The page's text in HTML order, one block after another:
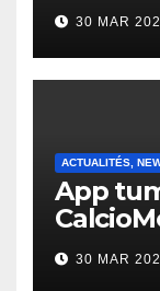
30 MAR
ACTUALITÉS,
App
2026
30 MAR